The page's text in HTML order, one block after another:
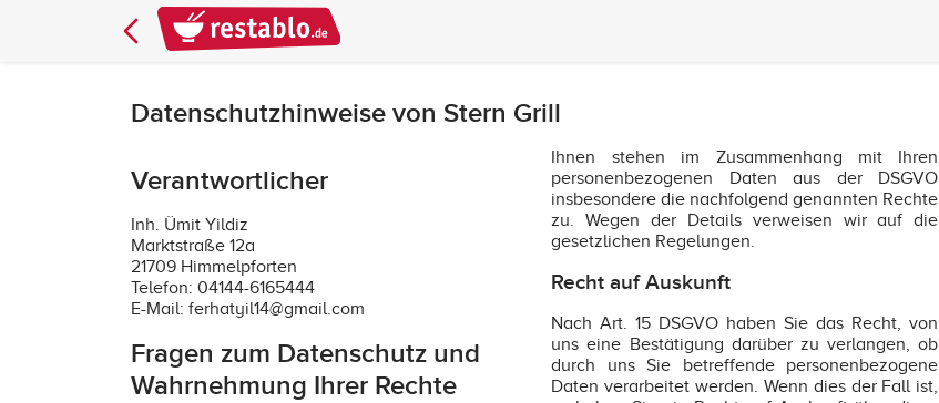
Datenschutzhinweise von Stern Grill
Verantwortlicher
Inh. Ümit Yildiz
Marktstraße 12a
21709 Himmelpforten
Telefon: 04144-6165444
E-Mail: ferhatyil14@gmail.com
Fragen zum Datenschutz und
Wahrnehmung Ihrer Rechte
Ihnen stehen im Zusammenhang mit Ihren
personenbezogenen Daten aus der DSGVO
insbesondere die nachfolgend genannten Rechte
zu. Wegen der Details verweisen wir auf die
gesetzlichen Regelungen.
Recht auf Auskunft
Nach Art. 15 DSGVO haben Sie das Recht, von
uns eine Bestätigung darüber zu verlangen, ob
durch uns Sie betreffende personenbezogene
Daten verarbeitet werden. Wenn dies der Fall ist,